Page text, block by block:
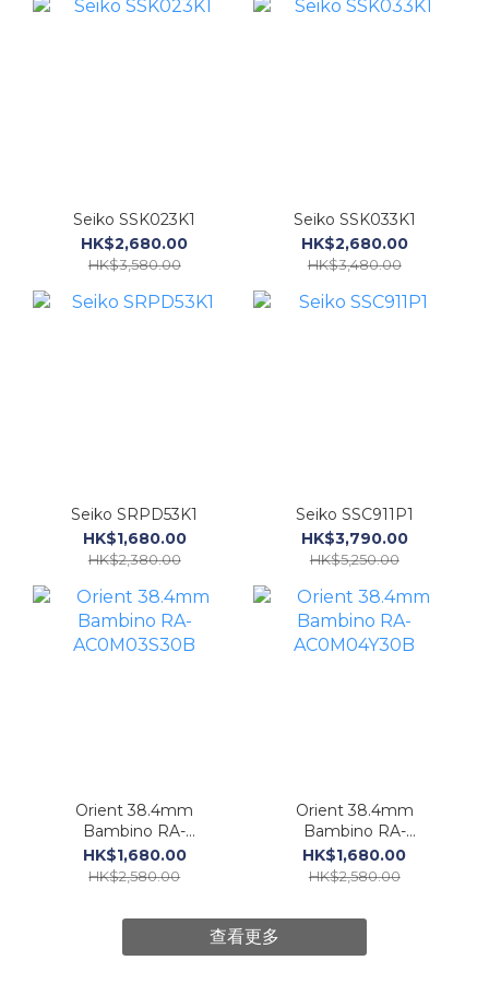
Seiko SSK023K1
HK$2,680.00
HK$3,580.00
Seiko SSK033K1
HK$2,680.00
HK$3,480.00
Seiko SRPD53K1
HK$1,680.00
HK$2,380.00
Seiko SSC911P1
HK$3,790.00
HK$5,250.00
Orient 38.4mm
Bambino RA-
AC0M03S30B
HK$1,680.00
HK$2,580.00
Orient 38.4mm
Bambino RA-
AC0M04Y30B
HK$1,680.00
HK$2,580.00
查看更多